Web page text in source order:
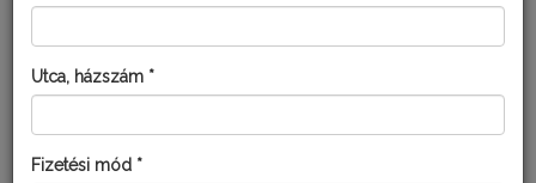
SHARPEN 330 EC
Utca, házszám *
Fizetési mód *